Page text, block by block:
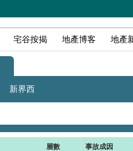
宅谷按揭 地產博客 地產
新界西
層數 事故成因